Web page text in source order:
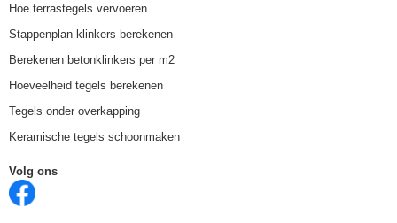
Hoe terrastegels vervoeren
Stappenplan klinkers berekenen
Berekenen betonklinkers per m2
Hoeveelheid tegels berekenen
Tegels onder overkapping
Keramische tegels schoonmaken
Volg ons